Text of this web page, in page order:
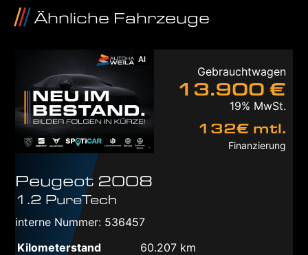
Ähnliche Fahrzeuge
AI
Gebrauchtwagen
13.900 €
19% MwSt.
132€ mtl.
Finanzierung
Peugeot 2008
1.2 PureTech
interne Nummer: 536457
Kilometerstand
60.207 km